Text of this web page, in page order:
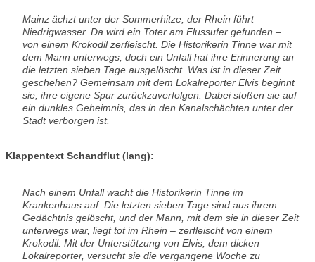
Mainz ächzt unter der Sommerhitze, der Rhein führt
Niedrigwasser. Da wird ein Toter am Flussufer gefunden –
von einem Krokodil zerfleischt. Die Historikerin Tinne war mit
dem Mann unterwegs, doch ein Unfall hat ihre Erinnerung an
die letzten sieben Tage ausgelöscht. Was ist in dieser Zeit
geschehen? Gemeinsam mit dem Lokalreporter Elvis beginnt
sie, ihre eigene Spur zurückzuverfolgen. Dabei stoßen sie auf
ein dunkles Geheimnis, das in den Kanalschächten unter der
Stadt verborgen ist.
Klappentext Schandflut (lang):
Nach einem Unfall wacht die Historikerin Tinne im
Krankenhaus auf. Die letzten sieben Tage sind aus ihrem
Gedächtnis gelöscht, und der Mann, mit dem sie in dieser Zeit
unterwegs war, liegt tot im Rhein – zerfleischt von einem
Krokodil. Mit der Unterstützung von Elvis, dem dicken
Lokalreporter, versucht sie die vergangene Woche zu